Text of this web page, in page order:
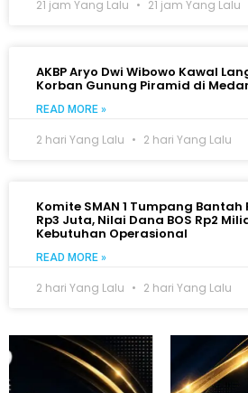
21 jam Yang Lalu 21 jam Yang Lalu
AKBP Aryo Dwi Wibowo Kawal
Korban Gunung Piramid di
READ MORE »
2 hari Yang Lalu 2 hari Yang Lalu
Komite SMAN 1 Tumpang
Rp3 Juta, Nilai Dana BOS Rp2
Kebutuhan Operasional
READ MORE »
2 hari Yang Lalu 2 hari Yang Lalu